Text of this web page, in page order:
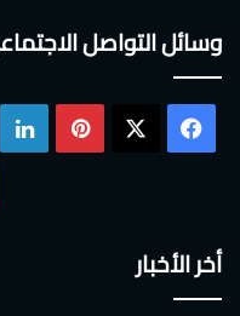
وسائل التواصل
فيسبوك بينتيريست
أخر الأخبار